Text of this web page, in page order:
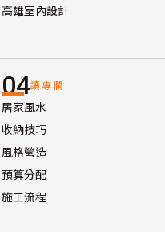
高雄室內設計
04讀專欄
居家風水
收納技巧
風格營造
預算分配
施工流程